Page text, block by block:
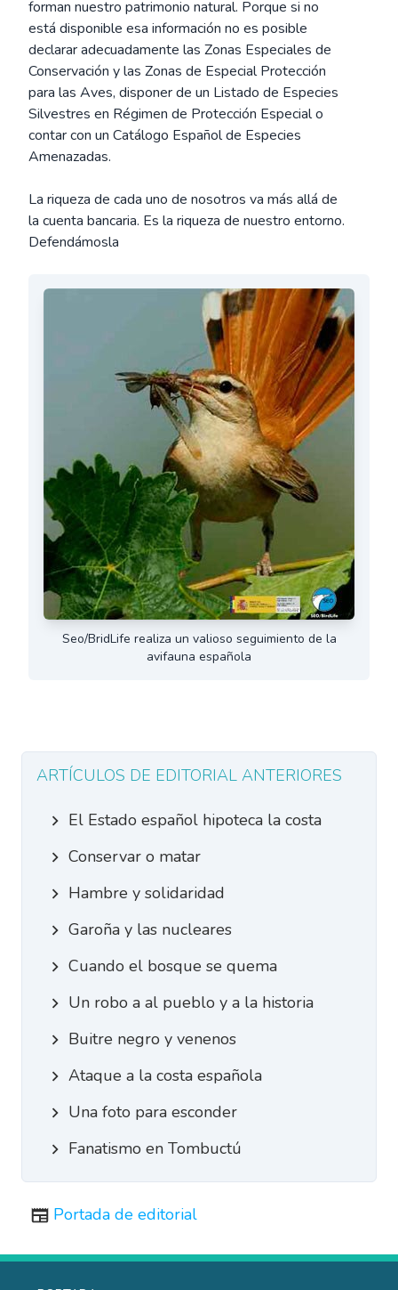
forman nuestro patrimonio natural. Porque si no
está disponible esa información no es posible
declarar adecuadamente las Zonas Especiales de
Conservación y las Zonas de Especial Protección
para las Aves, disponer de un Listado de Especies
Silvestres en Régimen de Protección Especial o
contar con un Catálogo Español de Especies
Amenazadas.
La riqueza de cada uno de nosotros va más allá de
la cuenta bancaria. Es la riqueza de nuestro entorno.
Defendámosla
Seo/BridLife realiza un valioso seguimiento de la
avifauna española
ARTÍCULOS DE EDITORIAL ANTERIORES
El Estado español hipoteca la costa
Conservar o matar
Hambre y solidaridad
Garoña y las nucleares
Cuando el bosque se quema
Un robo a al pueblo y a la historia
Buitre negro y venenos
Ataque a la costa española
Una foto para esconder
Fanatismo en Tombuctú
Portada de editorial